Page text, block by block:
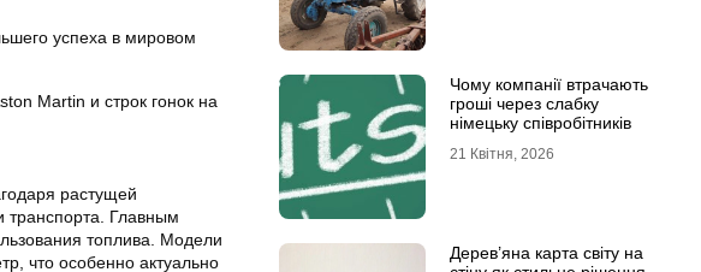
успеха в мировом
Martin и строк гонок на
растущей
транспорта. Главным
топлива. Модели
что особенно актуально
Чому компанії втрачають
гроші через слабку
німецьку співробітників
21 Квітня, 2026
Дерев’яна карта світу на